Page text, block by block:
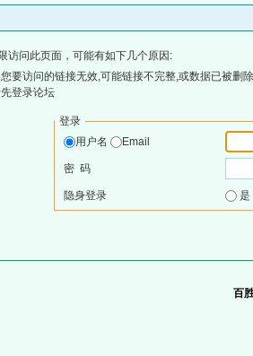
访问此页面，可能有如下几个原因:
要访问的链接无效,可能链接不完整,或数据已被删
登录论坛
登录
用户名
Email
密 码
隐身登录
百